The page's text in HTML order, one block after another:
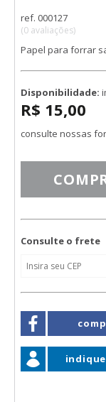
ref. 000127
(0 avaliações)
Papel para forrar
Disponibilidade:
R$ 15,00
consulte nossas
Consulte o frete